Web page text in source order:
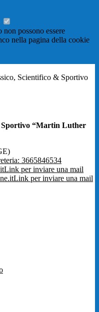
possono essere
nella pagina della cookie
Scientifico & Sportivo
Sportivo “Martin Luther
3665846534
Link per inviare una mail
Link per inviare una mail